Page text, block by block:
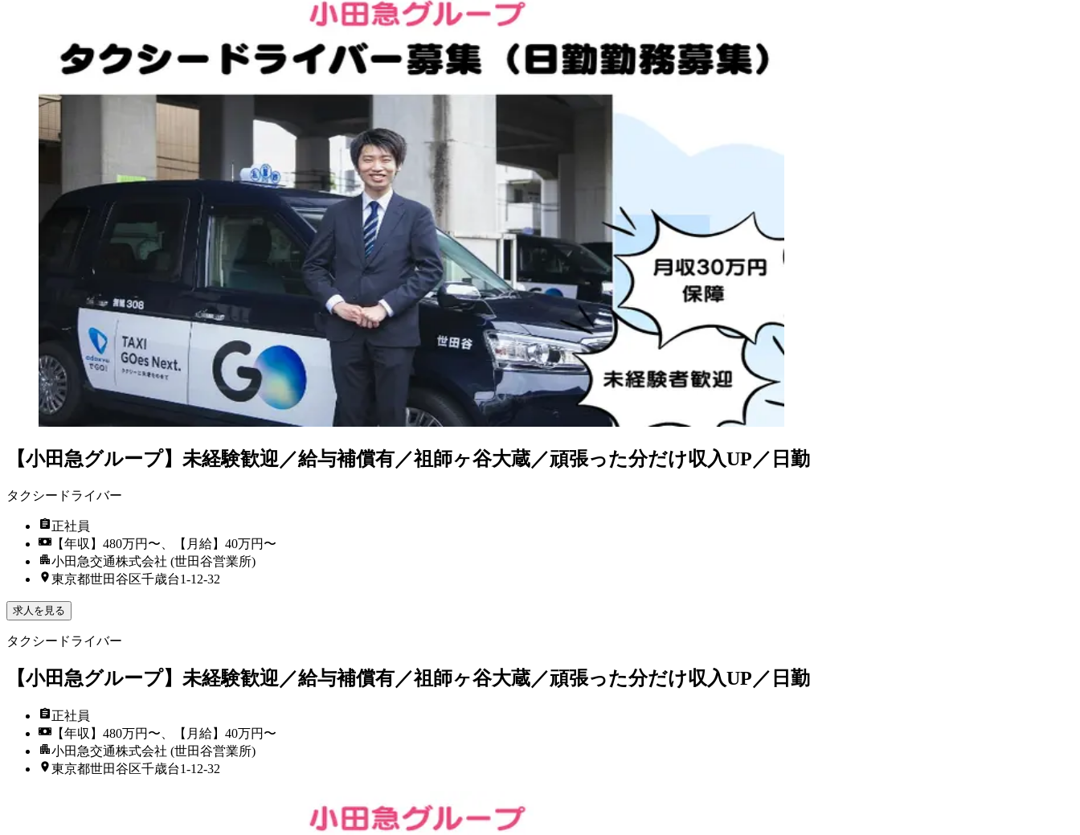
【小田急グループ】未経験歓迎／給与補償有／祖師ヶ谷大蔵／頑張った分だけ収入UP／日勤
タクシードライバー
正社員
【年収】480万円〜、【月給】40万円〜
小田急交通株式会社 (世田谷営業所)
東京都世田谷区千歳台1-12-32
求人を見る
タクシードライバー
【小田急グループ】未経験歓迎／給与補償有／祖師ヶ谷大蔵／頑張った分だけ収入UP／日勤
正社員
【年収】480万円〜、【月給】40万円〜
小田急交通株式会社 (世田谷営業所)
東京都世田谷区千歳台1-12-32